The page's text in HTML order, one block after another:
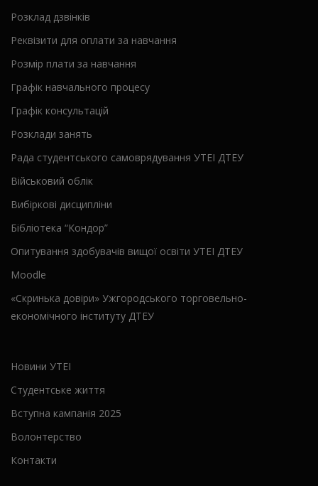
Розклад дзвінків
Реквізити для оплати за навчання
Розмір плати за навчання
Графік навчального процесу
Графік консультацій
Розклади занять
Рада студентського самоврядування УТЕІ ДТЕУ
Військовий облік
Вибіркові дисципліни
Бібліотека “Кондор”
Опитування здобувачів вищої освіти УТЕІ ДТЕУ
Moodle
«Скринька довіри» Ужгородського торговельно-
економічного інституту ДТЕУ
Новини УТЕІ
Студентське життя
Вступна кампанія 2025
Волонтерство
Контакти